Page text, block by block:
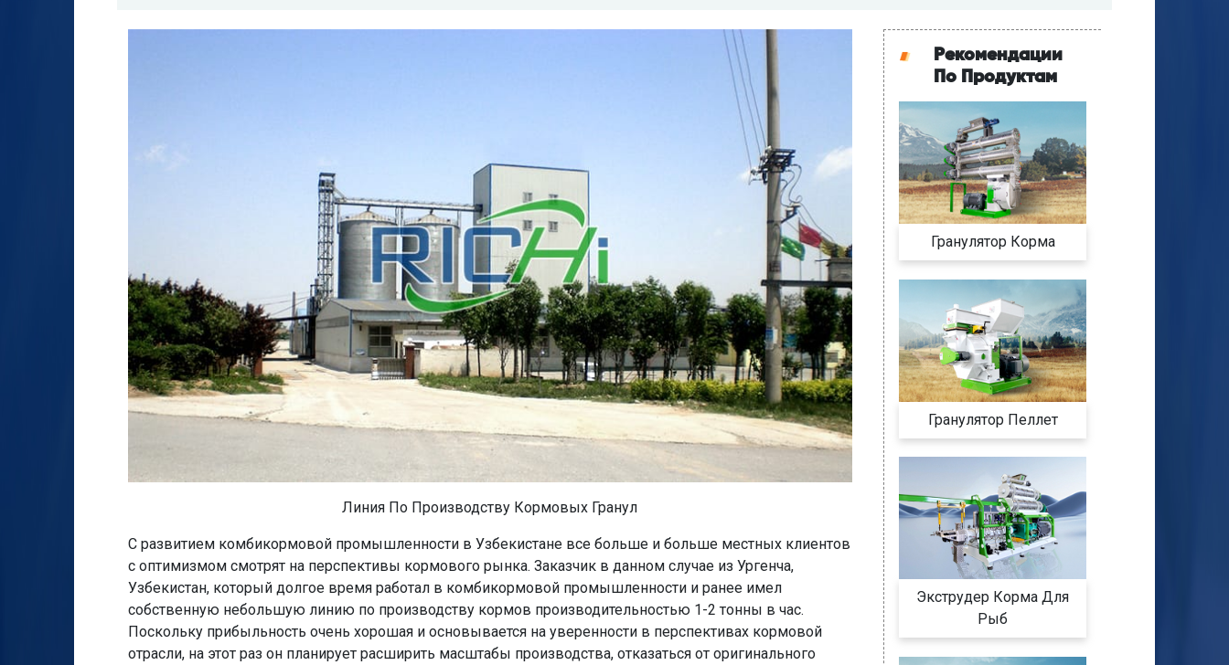
Линия По Производству Кормовых Гранул
С развитием комбикормовой промышленности в Узбекистане все больше и больше местных клиентов
с оптимизмом смотрят на перспективы кормового рынка. Заказчик в данном случае из Ургенча,
Узбекистан, который долгое время работал в комбикормовой промышленности и ранее имел
собственную небольшую линию по производству кормов производительностью 1-2 тонны в час.
Поскольку прибыльность очень хорошая и основывается на уверенности в перспективах кормовой
отрасли, на этот раз он планирует расширить масштабы производства, отказаться от оригинального
Рекомендации
По Продуктам
Гранулятор Корма
Гранулятор Пеллет
Экструдер Корма Для
Рыб